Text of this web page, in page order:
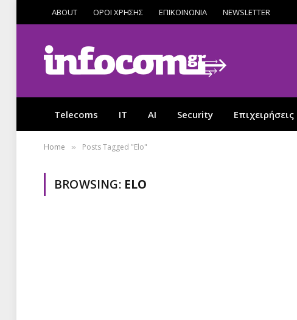
ABOUT ΟΡΟΙ ΧΡΗΣΗΣ ΕΠΙΚΟΙΝΩΝΙΑ NEWSLETTER
Telecoms IT AI Security Επιχειρήσεις
Home » Posts Tagged "Elo"
BROWSING: ELO